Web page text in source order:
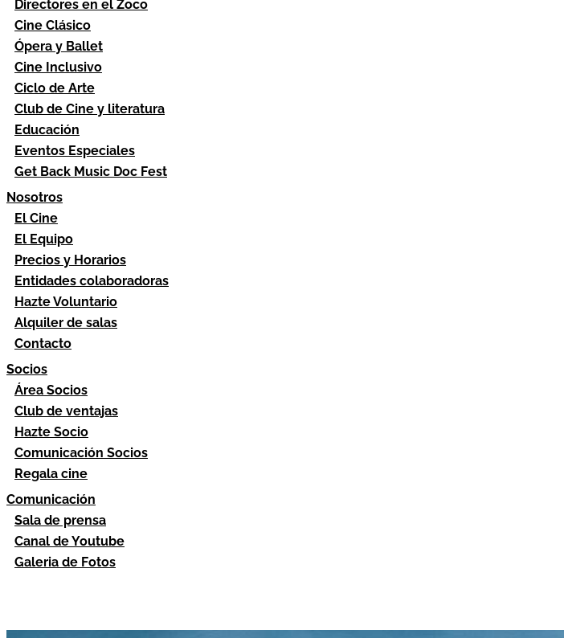
Directores en el Zoco
Cine Clásico
Ópera y Ballet
Cine Inclusivo
Ciclo de Arte
Club de Cine y literatura
Educación
Eventos Especiales
Get Back Music Doc Fest
Nosotros
El Cine
El Equipo
Precios y Horarios
Entidades colaboradoras
Hazte Voluntario
Alquiler de salas
Contacto
Socios
Área Socios
Club de ventajas
Hazte Socio
Comunicación Socios
Regala cine
Comunicación
Sala de prensa
Canal de Youtube
Galeria de Fotos